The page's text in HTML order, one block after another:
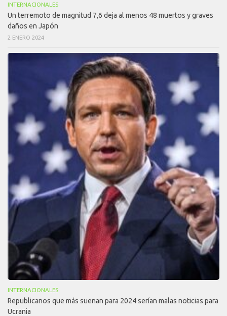
INTERNACIONALES
Un terremoto de magnitud 7,6 deja al menos 48 muertos y graves
daños en Japón
2 ENERO 2024
INTERNACIONALES
Republicanos que más suenan para 2024 serían malas noticias para
Ucrania